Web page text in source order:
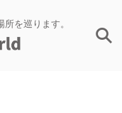
を巡ります。